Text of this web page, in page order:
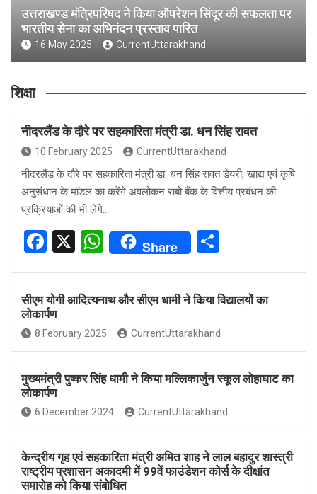
उत्तराखण्ड मंत्रिपरिषद ने किया ऑपरेशन सिंदूर की सफलता पर
भारतीय सेना का अभिनंदन प्रस्ताव पारित
16 May 2025 CurrentUttarakhand
शिक्षा
नीदरलैंड के दौरे पर सहकारिता मंत्री डा. धन सिंह रावत
10 February 2025 CurrentUttarakhand
नीदरलैंड के दौरे पर सहकारिता मंत्री डा. धन सिंह रावत डेयरी, खाद्य एवं कृषि
अनुसंधान के मॉडल का करेंगे अवलोकन राबो बैंक के वित्तीय प्रबंधन की
प्रक्रियाओं की भी लेंगे…
F
ce
b
o
o
k
X
W
s
A
p
p
Share
ar
e
सीएम योगी आदित्यनाथ और सीएम धामी ने किया विद्यालयों का
लोकार्पण
8 February 2025 CurrentUttarakhand
मुख्यमंत्री पुष्कर सिंह धामी ने किया मल्लिकार्जुन स्कूल लोहाघाट का
लोकार्पण
6 December 2024 CurrentUttarakhand
केन्द्रीय गृह एवं सहकारिता मंत्री अमित शाह ने लाल बहादुर शास्त्री
राष्ट्रीय प्रशासन अकादमी में 99वें फाउंडेशन कोर्स के दीक्षांत
समारोह को किया संबोधित